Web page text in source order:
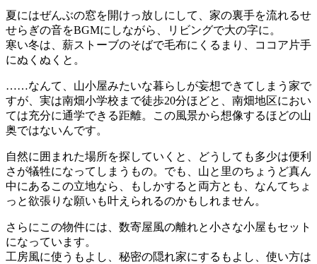
夏にはぜんぶの窓を開けっ放しにして、家の裏手を流れるせ
せらぎの音をBGMにしながら、リビングで大の字に。
寒い冬は、薪ストーブのそばで毛布にくるまり、ココア片手
にぬくぬくと。
……なんて、山小屋みたいな暮らしが妄想できてしまう家で
すが、 実は南畑小学校まで徒歩20分ほどと、南畑地区におい
ては充分に通学できる距離。
この風景から想像するほどの山
奥ではないんです。
自然に囲まれた場所を探していくと、どうしても多少は便利
さが犠牲になってしまうもの。でも、山と里のちょうど真ん
中にあるこの立地なら、もしかすると両方とも、なんてちょ
っと欲張りな願いも叶えられるのかもしれません。
さらにこの物件には、数寄屋風の離れと小さな小屋もセット
になっています。
工房風に使うもよし、秘密の隠れ家にするもよし、使い方は